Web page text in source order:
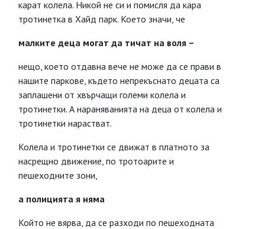
карат колела. Никой не си и помисля да кара
тротинетка в Хайд парк. Което значи, че
малките деца могат да тичат на воля –
нещо, което отдавна вече не може да се прави в
нашите паркове, където непрекъснато децата са
заплашени от хвърчащи големи колела и
тротинетки. А нараняванията на деца от колела и
тротинетки нарастват.
Колела и тротинетки се движат в платното за
насрещно движение, по тротоарите и
пешеходните зони,
а полицията я няма
Който не вярва, да се разходи по пешеходната